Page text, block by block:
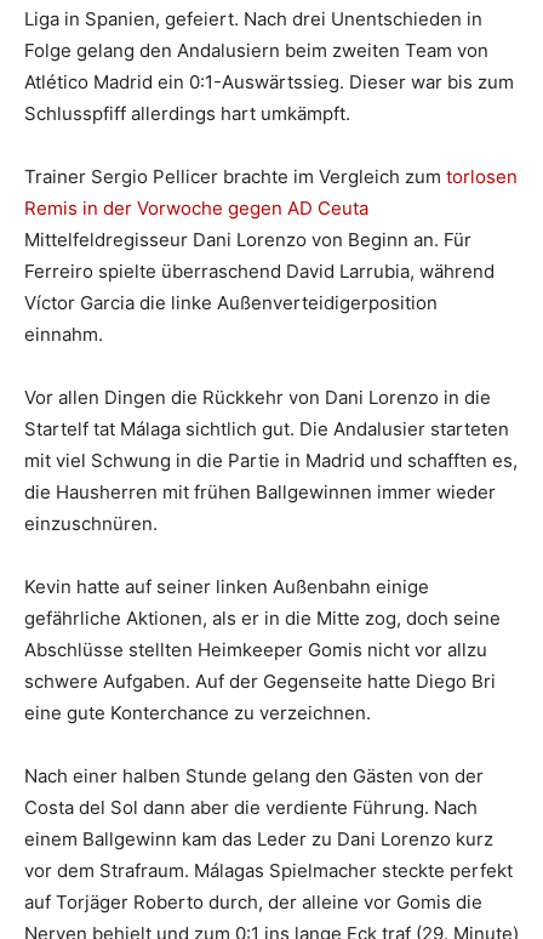
Liga in Spanien, gefeiert. Nach drei Unentschieden in
Folge gelang den Andalusiern beim zweiten Team von
Atlético Madrid ein 0:1-Auswärtssieg. Dieser war bis zum
Schlusspfiff allerdings hart umkämpft.
Trainer Sergio Pellicer brachte im Vergleich zum torlosen
Remis in der Vorwoche gegen AD Ceuta
Mittelfeldregisseur Dani Lorenzo von Beginn an. Für
Ferreiro spielte überraschend David Larrubia, während
Víctor Garcia die linke Außenverteidigerposition
einnahm.
Vor allen Dingen die Rückkehr von Dani Lorenzo in die
Startelf tat Málaga sichtlich gut. Die Andalusier starteten
mit viel Schwung in die Partie in Madrid und schafften es,
die Hausherren mit frühen Ballgewinnen immer wieder
einzuschnüren.
Kevin hatte auf seiner linken Außenbahn einige
gefährliche Aktionen, als er in die Mitte zog, doch seine
Abschlüsse stellten Heimkeeper Gomis nicht vor allzu
schwere Aufgaben. Auf der Gegenseite hatte Diego Bri
eine gute Konterchance zu verzeichnen.
Nach einer halben Stunde gelang den Gästen von der
Costa del Sol dann aber die verdiente Führung. Nach
einem Ballgewinn kam das Leder zu Dani Lorenzo kurz
vor dem Strafraum. Málagas Spielmacher steckte perfekt
auf Torjäger Roberto durch, der alleine vor Gomis die
Nerven behielt und zum 0:1 ins lange Eck traf (29. Minute)